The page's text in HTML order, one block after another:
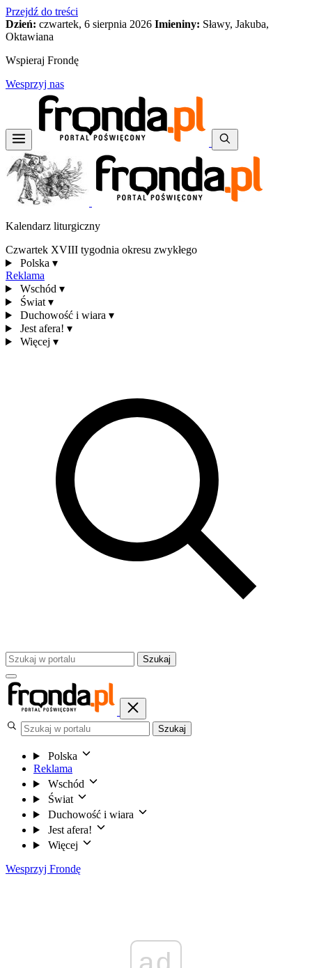
Przejdź do treści
Dzień: czwartek, 6 sierpnia 2026 Imieniny: Sławy, Jakuba,
Oktawiana
Wspieraj Frondę
Wesprzyj nas
Kalendarz liturgiczny
Czwartek XVIII tygodnia okresu zwykłego
Polska ▾
Reklama
Wschód ▾
Świat ▾
Duchowość i wiara ▾
Jest afera! ▾
Więcej ▾
Szukaj
Szukaj
Polska
Reklama
Wschód
Świat
Duchowość i wiara
Jest afera!
Więcej
Wesprzyj Frondę